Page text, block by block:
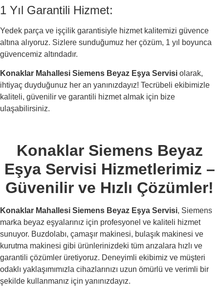
1 Yıl Garantili Hizmet:
Yedek parça ve işçilik garantisiyle hizmet kalitemizi güvence
altına alıyoruz. Sizlere sunduğumuz her çözüm, 1 yıl boyunca
güvencemiz altındadır.
Konaklar Mahallesi Siemens Beyaz Eşya Servisi olarak,
ihtiyaç duyduğunuz her an yanınızdayız! Tecrübeli ekibimizle
kaliteli, güvenilir ve garantili hizmet almak için bize
ulaşabilirsiniz.
Konaklar Siemens Beyaz
Eşya Servisi Hizmetlerimiz –
Güvenilir ve Hızlı Çözümler!
Konaklar Mahallesi Siemens Beyaz Eşya Servisi, Siemens
marka beyaz eşyalarınız için profesyonel ve kaliteli hizmet
sunuyor. Buzdolabı, çamaşır makinesi, bulaşık makinesi ve
kurutma makinesi gibi ürünlerinizdeki tüm arızalara hızlı ve
garantili çözümler üretiyoruz. Deneyimli ekibimiz ve müşteri
odaklı yaklaşımımızla cihazlarınızı uzun ömürlü ve verimli bir
şekilde kullanmanız için yanınızdayız.